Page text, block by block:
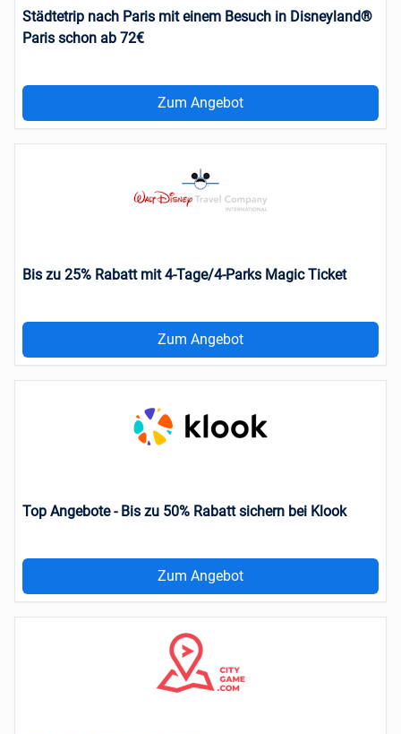
Städtetrip nach Paris mit einem Besuch in Disneyland®
Paris schon ab 72€
Zum Angebot
Bis zu 25% Rabatt mit 4-Tage/4-Parks Magic Ticket
Zum Angebot
Top Angebote - Bis zu 50% Rabatt sichern bei Klook
Zum Angebot